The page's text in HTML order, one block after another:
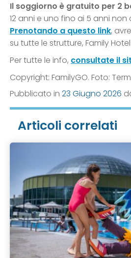
Il soggiorno è gratuito per 2
12 anni e uno fino ai 5 anni non
Prenotando a questo link,
su tutte le strutture, Family
Per tutte le info, consultate il
Copyright: FamilyGO. Foto:
Pubblicato in 23 Giugno 2026
Articoli correlati